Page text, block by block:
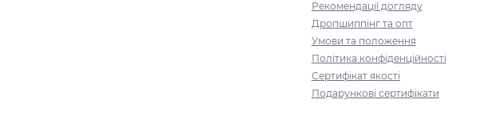
Рекомендації догляду
Дропшиппінг та опт
Умови та положення
Політика конфіденційності
Сертифікат якості
Подарункові сертифікати